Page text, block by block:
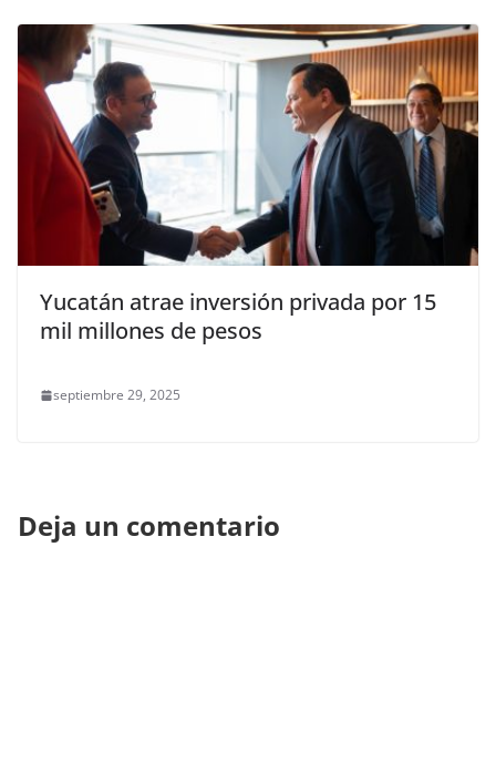
Yucatán atrae inversión privada por 15
mil millones de pesos
septiembre 29, 2025
Deja un comentario